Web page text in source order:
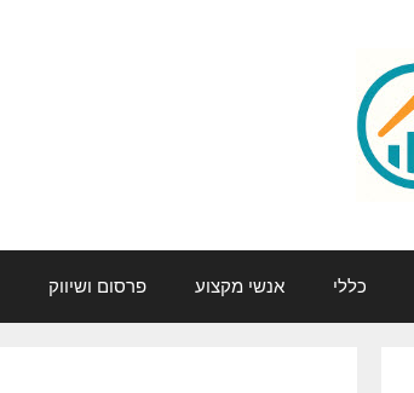
כללי אנשי מקצוע פרסום ושיווק